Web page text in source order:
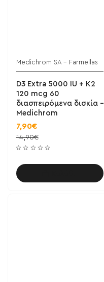
Medichrom SA - Farmellas
D3 Extra 5000 IU + K2
120 mcg 60
διασπειρόμενα δισκία -
Medichrom
7,90€
14,90€